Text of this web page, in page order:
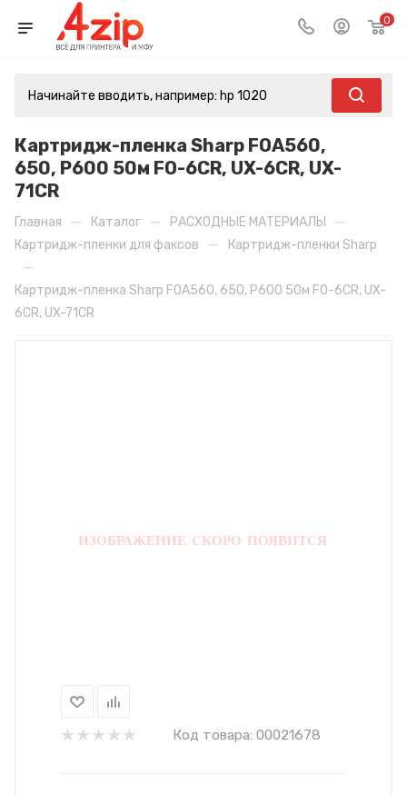
0
Картридж-пленка Sharp FOA560,
650, P600 50м FO-6CR, UX-6CR, UX-
71CR
Главная — Каталог — РАСХОДНЫЕ МАТЕРИАЛЫ —
Картридж-пленки для факсов — Картридж-пленки Sharp
—
Картридж-пленка Sharp FOA560, 650, P600 50м FO-6CR, UX-
6CR, UX-71CR
Код товара: 00021678